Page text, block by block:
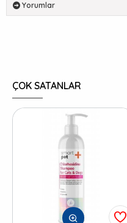
Yorumlar
ÇOK SATANLAR